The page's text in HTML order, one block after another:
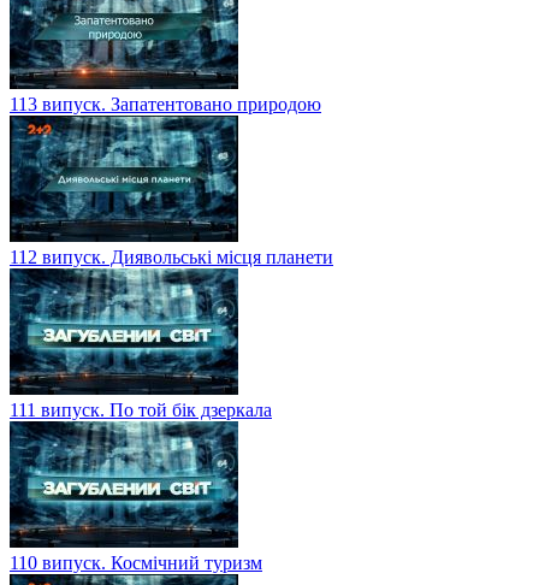
113 випуск. Запатентовано природою
112 випуск. Диявольські місця планети
111 випуск. По той бік дзеркала
110 випуск. Космічний туризм